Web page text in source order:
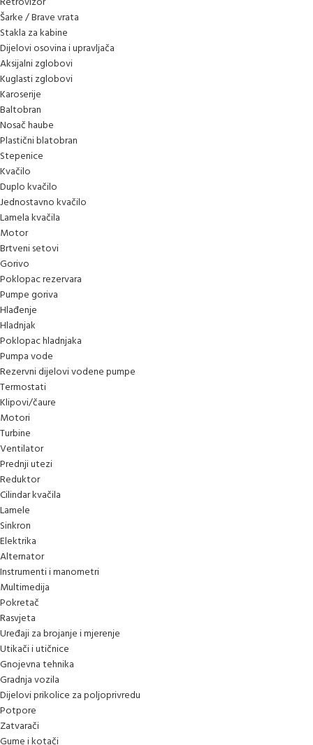
Šarke / Brave vrata
Stakla za kabine
Dijelovi osovina i upravljača
Aksijalni zglobovi
Kuglasti zglobovi
Karoserije
Baltobran
Nosač haube
Plastični blatobran
Stepenice
Kvačilo
Duplo kvačilo
Jednostavno kvačilo
Lamela kvačila
Motor
Brtveni setovi
Gorivo
Poklopac rezervara
Pumpe goriva
Hlađenje
Hladnjak
Poklopac hladnjaka
Pumpa vode
Rezervni dijelovi vodene pumpe
Termostati
Klipovi/čaure
Motori
Turbine
Ventilator
Prednji utezi
Reduktor
Cilindar kvačila
Lamele
Sinkron
Elektrika
Alternator
Instrumenti i manometri
Multimedija
Pokretač
Rasvjeta
Uređaji za brojanje i mjerenje
Utikači i utičnice
Gnojevna tehnika
Gradnja vozila
Dijelovi prikolice za poljoprivredu
Potpore
Zatvarači